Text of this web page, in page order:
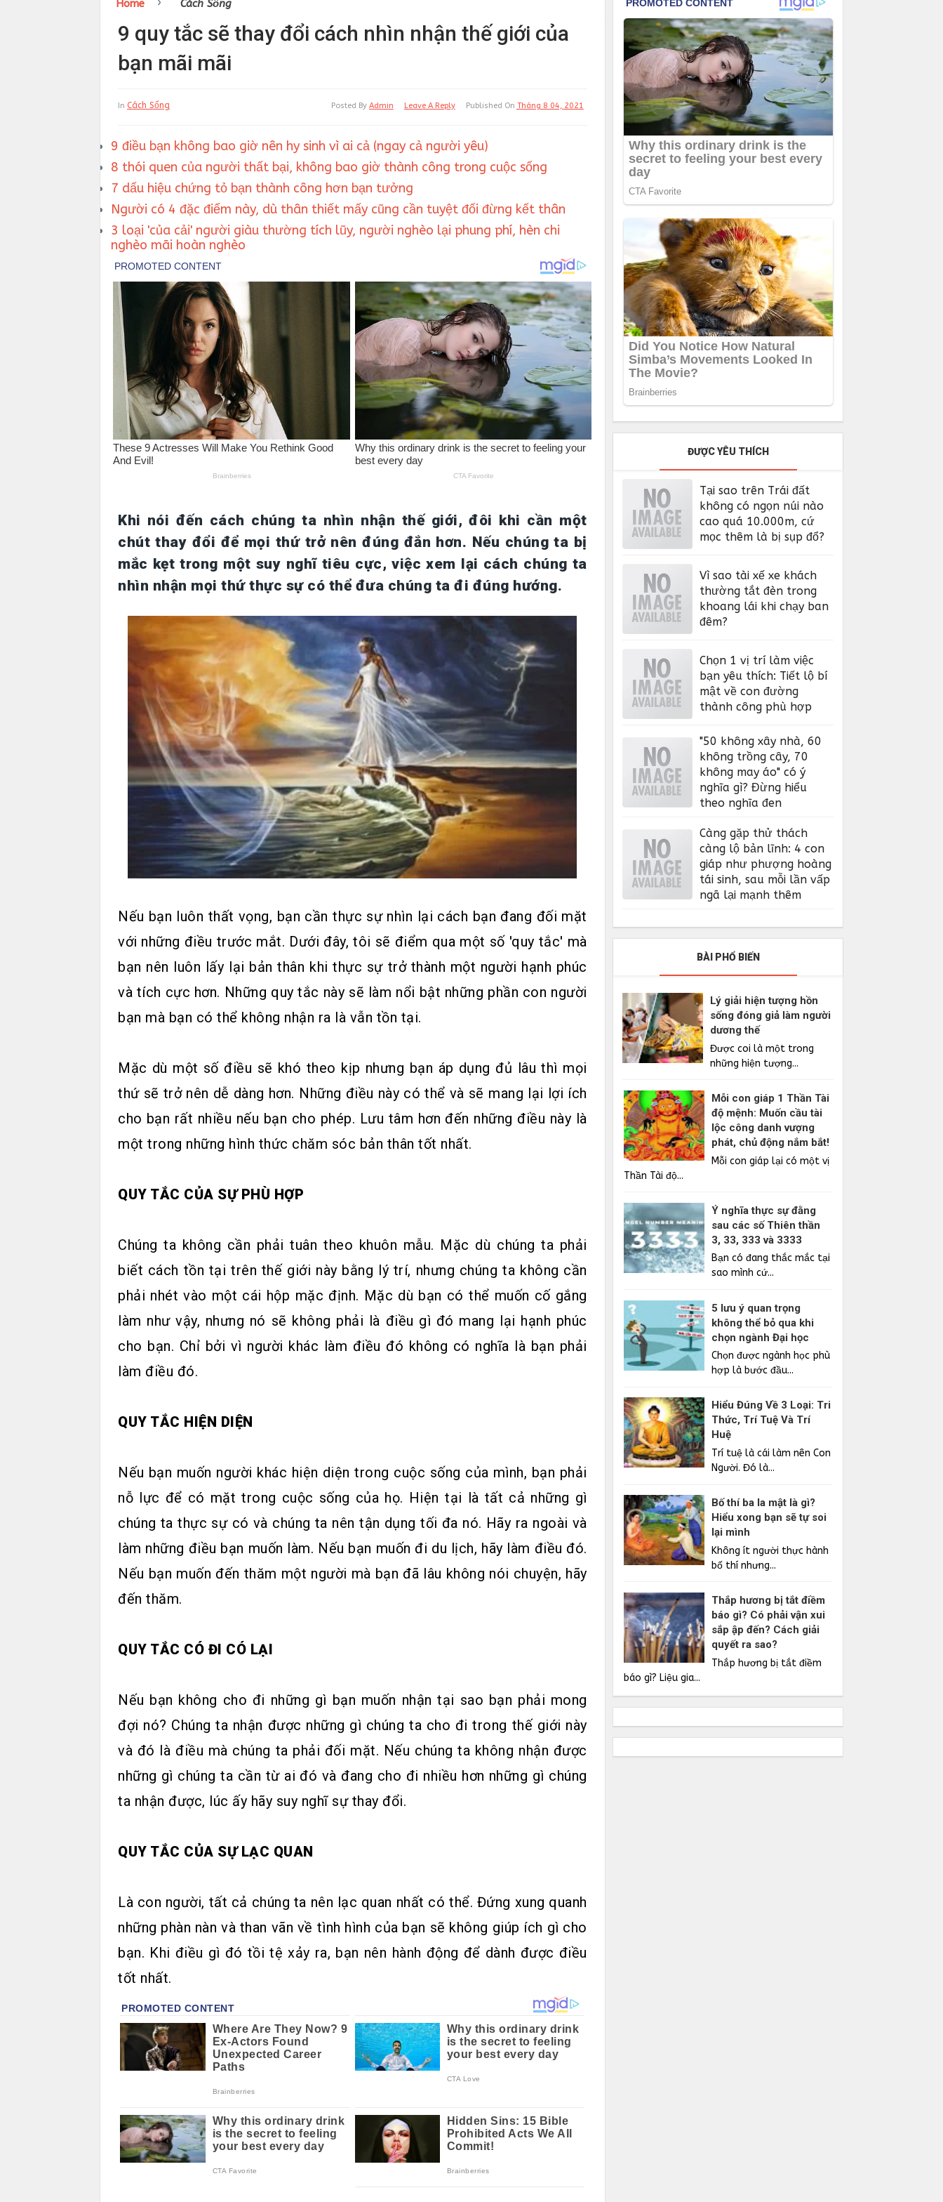
Home Cách Sống
9 quy tắc sẽ thay đổi cách nhìn nhận thế giới của
bạn mãi mãi
In Cách Sống Published On Tháng 8 04, 2021
Leave A Reply
Posted By Admin
9 điều bạn không bao giờ nên hy sinh vì ai cả (ngay cả người yêu)
8 thói quen của người thất bại, không bao giờ thành công trong cuộc sống
7 dấu hiệu chứng tỏ bạn thành công hơn bạn tưởng
Người có 4 đặc điểm này, dù thân thiết mấy cũng cần tuyệt đối đừng kết thân
3 loại 'của cải' người giàu thường tích lũy, người nghèo lại phung phí, hèn chi
nghèo mãi hoàn nghèo
Khi nói đến cách chúng ta nhìn nhận thế giới, đôi khi cần một
chút thay đổi để mọi thứ trở nên đúng đắn hơn. Nếu chúng ta bị
mắc kẹt trong một suy nghĩ tiêu cực, việc xem lại cách chúng ta
nhìn nhận mọi thứ thực sự có thể đưa chúng ta đi đúng hướng.
Nếu bạn luôn thất vọng, bạn cần thực sự nhìn lại cách bạn đang đối mặt
với những điều trước mắt. Dưới đây, tôi sẽ điểm qua một số 'quy tắc' mà
bạn nên luôn lấy lại bản thân khi thực sự trở thành một người hạnh phúc
và tích cực hơn. Những quy tắc này sẽ làm nổi bật những phần con người
bạn mà bạn có thể không nhận ra là vẫn tồn tại.
Mặc dù một số điều sẽ khó theo kịp nhưng bạn áp dụng đủ lâu thì mọi
thứ sẽ trở nên dễ dàng hơn. Những điều này có thể và sẽ mang lại lợi ích
cho bạn rất nhiều nếu bạn cho phép. Lưu tâm hơn đến những điều này là
một trong những hình thức chăm sóc bản thân tốt nhất.
QUY TẮC CỦA SỰ PHÙ HỢP
Chúng ta không cần phải tuân theo khuôn mẫu. Mặc dù chúng ta phải
biết cách tồn tại trên thế giới này bằng lý trí, nhưng chúng ta không cần
phải nhét vào một cái hộp mặc định. Mặc dù bạn có thể muốn cố gắng
làm như vậy, nhưng nó sẽ không phải là điều gì đó mang lại hạnh phúc
cho bạn. Chỉ bởi vì người khác làm điều đó không có nghĩa là bạn phải
làm điều đó.
QUY TẮC HIỆN DIỆN
Nếu bạn muốn người khác hiện diện trong cuộc sống của mình, bạn phải
nỗ lực để có mặt trong cuộc sống của họ. Hiện tại là tất cả những gì
chúng ta thực sự có và chúng ta nên tận dụng tối đa nó. Hãy ra ngoài và
làm những điều bạn muốn làm. Nếu bạn muốn đi du lịch, hãy làm điều đó.
Nếu bạn muốn đến thăm một người mà bạn đã lâu không nói chuyện, hãy
đến thăm.
QUY TẮC CÓ ĐI CÓ LẠI
Nếu bạn không cho đi những gì bạn muốn nhận tại sao bạn phải mong
đợi nó? Chúng ta nhận được những gì chúng ta cho đi trong thế giới này
và đó là điều mà chúng ta phải đối mặt. Nếu chúng ta không nhận được
những gì chúng ta cần từ ai đó và đang cho đi nhiều hơn những gì chúng
ta nhận được, lúc ấy hãy suy nghĩ sự thay đổi.
QUY TẮC CỦA SỰ LẠC QUAN
Là con người, tất cả chúng ta nên lạc quan nhất có thể. Đứng xung quanh
những phàn nàn và than vãn về tình hình của bạn sẽ không giúp ích gì cho
bạn. Khi điều gì đó tồi tệ xảy ra, bạn nên hành động để dành được điều
tốt nhất.
ĐƯỢC YÊU THÍCH
Tại sao trên Trái đất
không có ngọn núi nào
cao quá 10.000m, cứ
mọc thêm là bị sụp đổ?
Vì sao tài xế xe khách
thường tắt đèn trong
khoang lái khi chạy ban
đêm?
Chọn 1 vị trí làm việc
bạn yêu thích: Tiết lộ bí
mật về con đường
thành công phù hợp
"50 không xây nhà, 60
không trồng cây, 70
không may áo" có ý
nghĩa gì? Đừng hiểu
theo nghĩa đen
Càng gặp thử thách
càng lộ bản lĩnh: 4 con
giáp như phượng hoàng
tái sinh, sau mỗi lần vấp
ngã lại mạnh thêm
BÀI PHỔ BIẾN
Lý giải hiện tượng hồn
sống đóng giả làm người
dương thế
Được coi là một trong
những hiện tượng...
Mỗi con giáp 1 Thần Tài
độ mệnh: Muốn cầu tài
lộc công danh vượng
phát, chủ động nắm bắt!
Mỗi con giáp lại có một vị
Thần Tài độ...
Ý nghĩa thực sự đằng
sau các số Thiên thần
3, 33, 333 và 3333
Bạn có đang thắc mắc tại
sao mình cứ...
5 lưu ý quan trọng
không thể bỏ qua khi
chọn ngành Đại học
Chọn được ngành học phù
hợp là bước đầu...
Hiểu Đúng Về 3 Loại: Tri
Thức, Trí Tuệ Và Trí
Huệ
Trí tuệ là cái làm nên Con
Người. Đó là...
Bố thí ba la mật là gì?
Hiểu xong bạn sẽ tự soi
lại mình
Không ít người thực hành
bố thí nhưng...
Thắp hương bị tắt điềm
báo gì? Có phải vận xui
sắp ập đến? Cách giải
quyết ra sao?
Thắp hương bị tắt điềm
báo gì? Liệu gia...